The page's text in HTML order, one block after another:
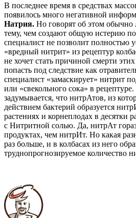
В последнее время в средствах
появилось много негативной
Натрия. Но говорят об этом
тему, чем создают общую истерию
специалист не позволит полностью
«вредный нитрит» из рецептур
не хочет стать причиной смерти
попасть под следствие как
специалист «замаскирует» нитрит
или «свекольного сока» в
задумывается, что нитрАтов, из
действием бактерий образуется
растениях и корнеплодах в десятки
с Нитритной солью. Да, нитрАт
продуктах, чем нитрИт. Но какая
раз больше, и в колбасах из него
труднопрогнозируемое количество